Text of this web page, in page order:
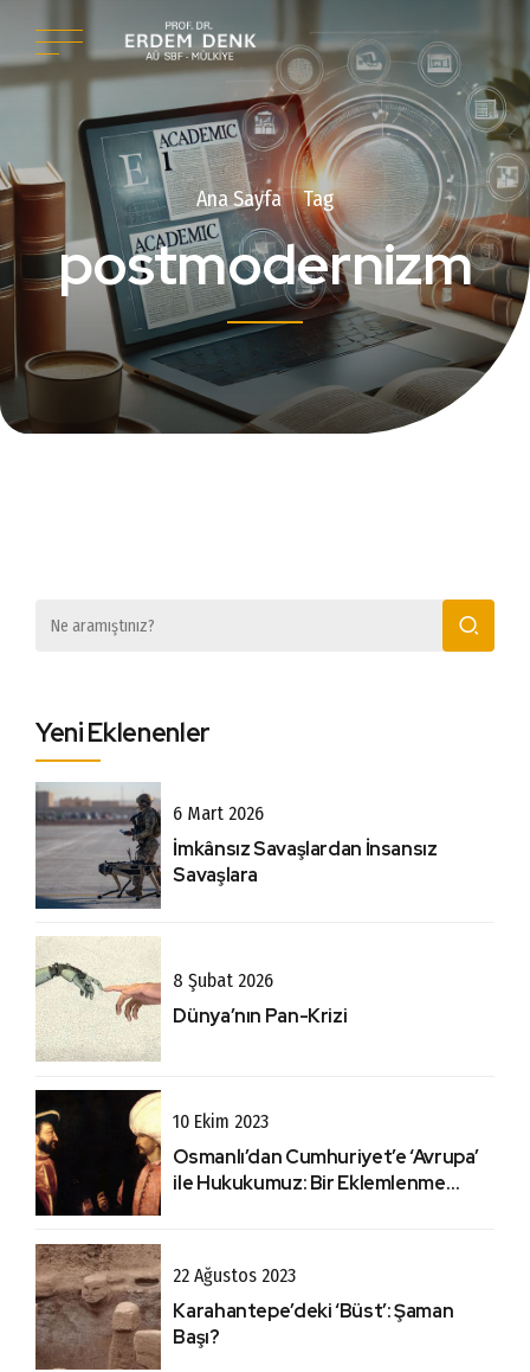
Ana Sayfa Tag
postmodernizm
Yeni Eklenenler
6 Mart 2026
İmkânsız Savaşlardan İnsansız
Savaşlara
8 Şubat 2026
Dünya’nın Pan-Krizi
10 Ekim 2023
Osmanlı’dan Cumhuriyet’e ‘Avrupa’
ile Hukukumuz: Bir Eklemlenme
22 Ağustos 2023
Karahantepe’deki ‘Büst’: Şaman
Başı?